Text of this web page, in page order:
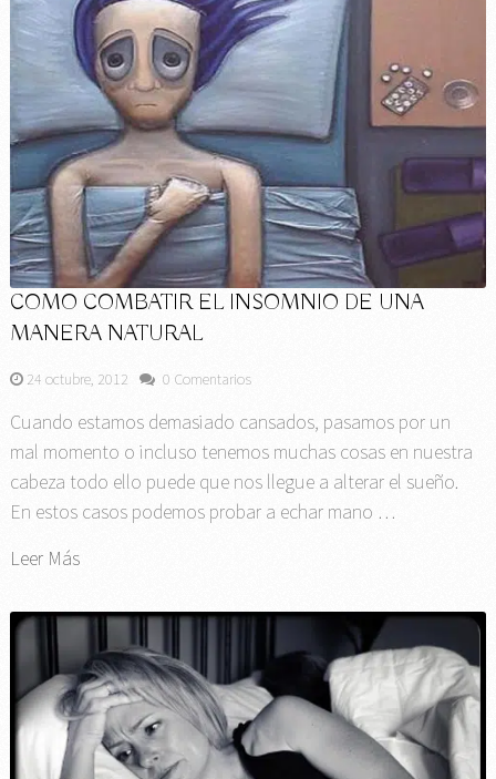
COMO COMBATIR EL INSOMNIO DE UNA
MANERA NATURAL
24 octubre, 2012 0 Comentarios
Cuando estamos demasiado cansados, pasamos por un
mal momento o incluso tenemos muchas cosas en nuestra
cabeza todo ello puede que nos llegue a alterar el sueño.
En estos casos podemos probar a echar mano …
Leer Más